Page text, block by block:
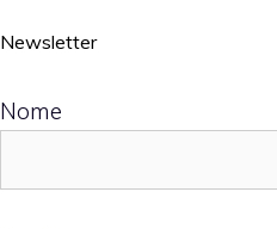
Newsletter
Nome